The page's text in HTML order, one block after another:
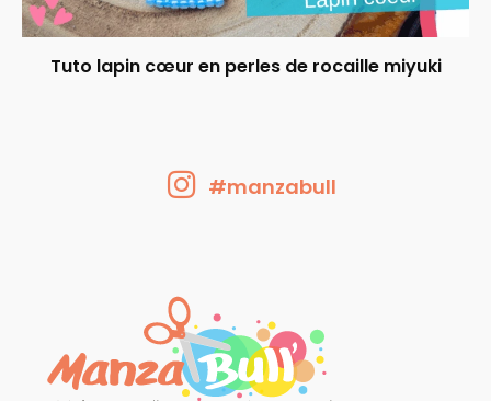
Tuto lapin cœur en perles de rocaille miyuki
#manzabull